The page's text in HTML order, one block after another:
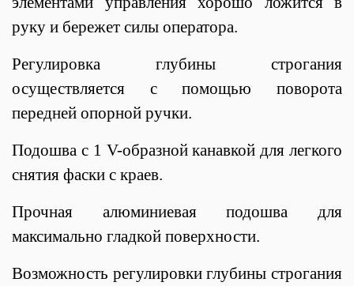
руку и бережет силы оператора.
Регулировка глубины строгания
осуществляется с помощью поворота
передней опорной ручки.
Подошва с 1 V-образной канавкой для легкого
снятия фаски с краев.
Прочная алюминиевая подошва для
максимально гладкой поверхности.
Возможность регулировки глубины строгания